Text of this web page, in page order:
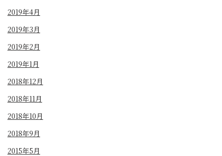
2019年4月
2019年3月
2019年2月
2019年1月
2018年12月
2018年11月
2018年10月
2018年9月
2015年5月